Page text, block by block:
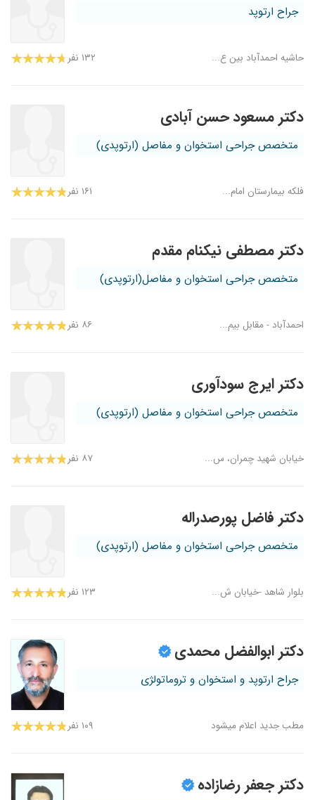
جراح ارتوپد
حاشیه احمدآباد بین ع... ۱۳۲ نفر
دکتر مسعود حسن آبادی
متخصص جراحی استخوان و مفاصل (ارتوپدی)
فلکه بیمارستان امام... ۱۶۱ نفر
دکتر مصطفی نیکنام مقدم
متخصص جراحی استخوان و مفاصل(ارتوپدی)
احمدآباد - مقابل بیم... ۸۶ نفر
دکتر ایرج سودآوری
متخصص جراحی استخوان و مفاصل (ارتوپدی)
خیابان شهید چمران، س... ۸۷ نفر
دکتر فاضل پورصدراله
متخصص جراحی استخوان و مفاصل (ارتوپدی)
بلوار شاهد -خیابان ش... ۱۲۳ نفر
دکتر ابوالفضل محمدی
جراح ارتوپد و استخوان و تروماتولژی
مطب جدید اعلام میشود ۱۰۹ نفر
دکتر جعفر رضازاده